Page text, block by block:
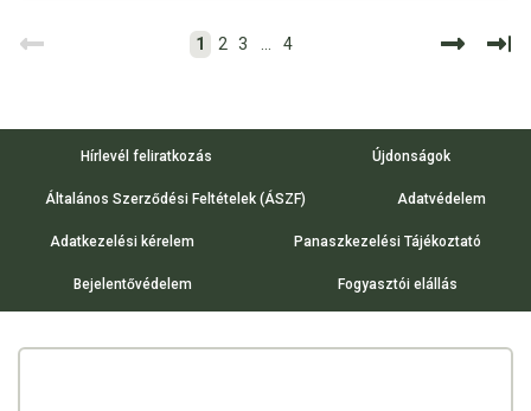
1 2 3 4
Hírlevél feliratkozás Újdonságok
Általános Szerződési Feltételek (ÁSZF) Adatvédelem
Adatkezelési kérelem Panaszkezelési Tájékoztató
Bejelentővédelem Fogyasztói elállás